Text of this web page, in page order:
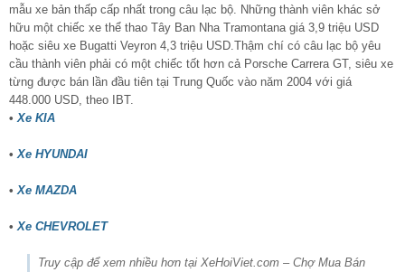
mẫu xe bản thấp cấp nhất trong câu lạc bộ. Những thành viên khác sở
hữu một chiếc xe thể thao Tây Ban Nha Tramontana giá 3,9 triệu USD
hoặc siêu xe Bugatti Veyron 4,3 triệu USD.Thậm chí có câu lạc bộ yêu
cầu thành viên phải có một chiếc tốt hơn cả Porsche Carrera GT, siêu xe
từng được bán lần đầu tiên tại Trung Quốc vào năm 2004 với giá
448.000 USD, theo IBT.
•Xe KIA
•Xe HYUNDAI
•Xe MAZDA
•Xe CHEVROLET
Truy cập để xem nhiều hơn tại XeHoiViet.com – Chợ Mua Bán